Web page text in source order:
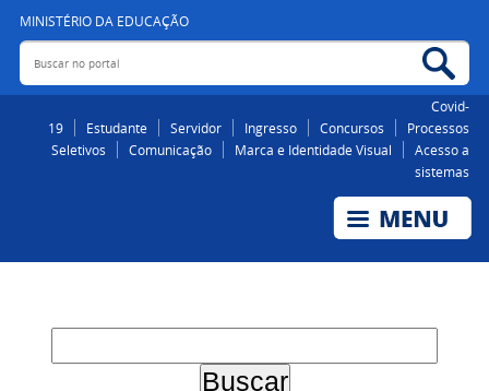
MINISTÉRIO DA EDUCAÇÃO
Buscar no portal
Covid-
19
Estudante Servidor Ingresso Concursos
Processos
Seletivos
Comunicação Marca e Identidade Visual
Acesso a
sistemas